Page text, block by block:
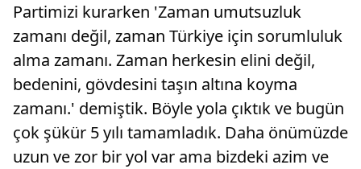
Partimizi kurarken 'Zaman umutsuzluk
zamanı değil, zaman Türkiye için sorumluluk
alma zamanı. Zaman herkesin elini değil,
bedenini, gövdesini taşın altına koyma
zamanı.' demiştik. Böyle yola çıktık ve bugün
çok şükür 5 yılı tamamladık. Daha önümüzde
uzun ve zor bir yol var ama bizdeki azim ve